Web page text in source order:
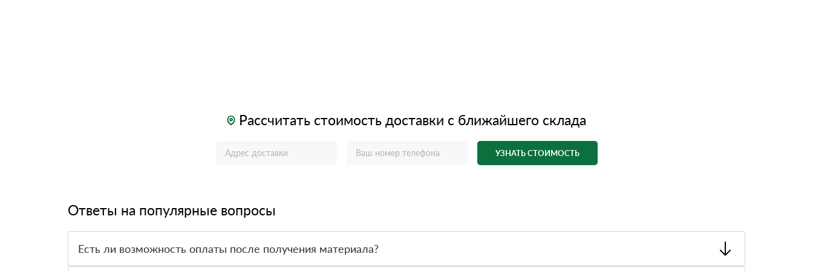
Рассчитать стоимость доставки с ближайшего склада
УЗНАТЬ СТОИМОСТЬ
Ответы на популярные вопросы
Есть ли возможность оплаты после получения материала?